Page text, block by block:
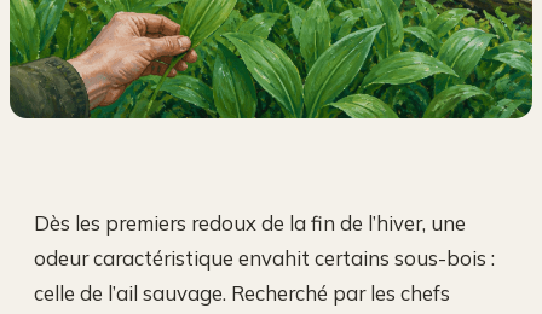
Dès les premiers redoux de la fin de l’hiver, une
odeur caractéristique envahit certains sous-bois :
celle de l’ail sauvage. Recherché par les chefs